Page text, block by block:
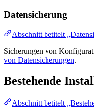
Datensicherung
Abschnitt betitelt
Sicherungen von
von Datensicherungen.
Bestehende
Abschnitt betitelt